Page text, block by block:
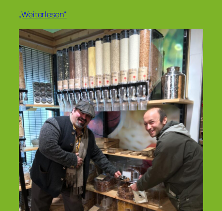
„Weiterlesen“